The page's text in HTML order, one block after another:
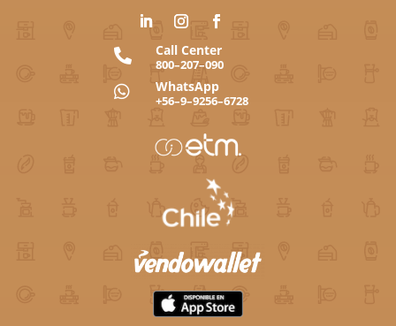
 Call Center
800–207–090
 WhatsApp
+56–9–9256–6728